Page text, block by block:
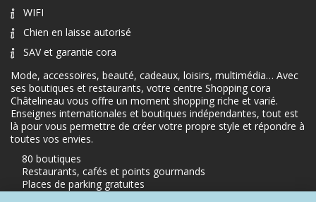
WIFI
Chien en laisse autorisé
SAV et garantie cora
Mode, accessoires, beauté, cadeaux, loisirs, multimédia… Avec
ses boutiques et restaurants, votre centre Shopping cora
Châtelineau vous offre un moment shopping riche et varié.
Enseignes internationales et boutiques indépendantes, tout est
là pour vous permettre de créer votre propre style et répondre à
toutes vos envies.
80 boutiques
Restaurants, cafés et points gourmands
Places de parking gratuites